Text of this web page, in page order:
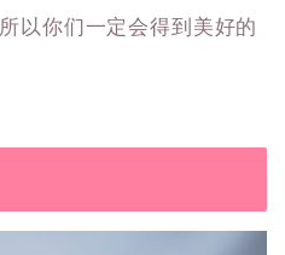
以你们一定会得到美好的